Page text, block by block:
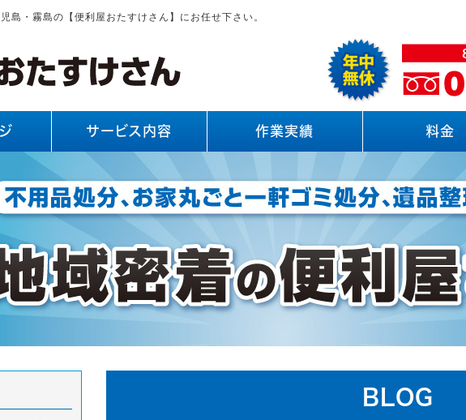
島・霧島の【便利屋おたすけさん】にお任せ下さい。
サービス内容 作業実績 料金
BLOG